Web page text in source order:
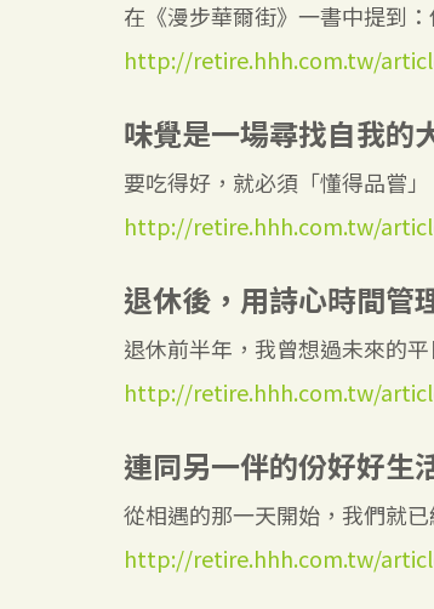
在《漫步華爾街》一書中提到
http://retire.hhh.com.tw/
味覺是一場尋找自我的
要吃得好，就必須「懂得品嘗
http://retire.hhh.com.tw/
退休後，用詩心時間管
退休前半年，我曾想過未來的
http://retire.hhh.com.tw/
連同另一伴的份好好生
從相遇的那一天開始，我們就
http://retire.hhh.com.tw/